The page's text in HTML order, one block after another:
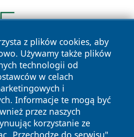
z plików cookies, aby
Używamy także plików
technologii od
w celach
i
Informacje te mogą być
przez naszych
korzystanie ze
„Przechodzę do serwisu",
Wszystkie prawa zastrzeżone.